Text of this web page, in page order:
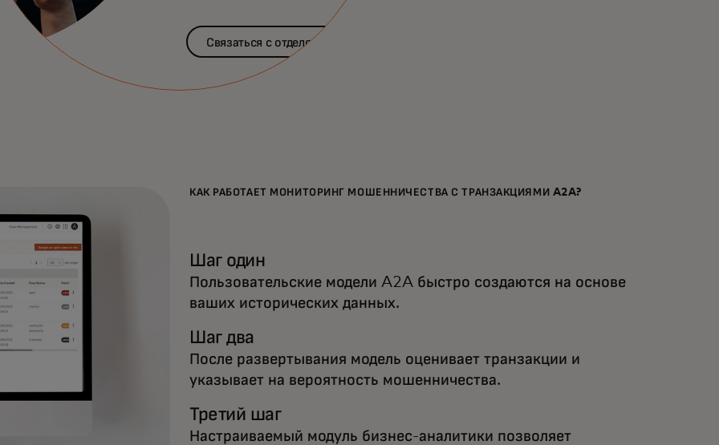
Связаться с отделом продаж
КАК РАБОТАЕТ МОНИТОРИНГ МОШЕННИЧЕСТВА С ТРАНЗАКЦИЯМИ A2A?
Шаг один
Пользовательские модели A2A быстро создаются на основе
ваших исторических данных.
Шаг два
После развертывания модель оценивает транзакции и
указывает на вероятность мошенничества.
Третий шаг
Настраиваемый модуль бизнес-аналитики позволяет